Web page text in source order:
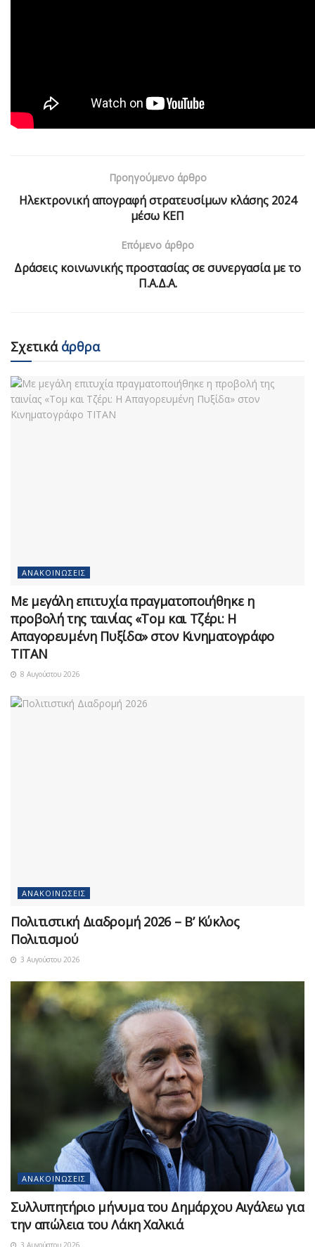
Προηγούμενο άρθρο
Ηλεκτρονική απογραφή στρατευσίμων κλάσης 2024
μέσω ΚΕΠ
Επόμενο άρθρο
Δράσεις κοινωνικής προστασίας σε συνεργασία με το
Π.Α.Δ.Α.
Σχετικάάρθρα
ΑΝΑΚΟΙΝΏΣΕΙΣ
Με μεγάλη επιτυχία πραγματοποιήθηκε η
προβολή της ταινίας «Τομ και Τζέρι: Η
Απαγορευμένη Πυξίδα» στον Κινηματογράφο
ΤΙΤΑΝ
8 Αυγούστου 2026
ΑΝΑΚΟΙΝΏΣΕΙΣ
Πολιτιστική Διαδρομή 2026 – Β’ Κύκλος
Πολιτισμού
3 Αυγούστου 2026
ΑΝΑΚΟΙΝΏΣΕΙΣ
Συλλυπητήριο μήνυμα του Δημάρχου Αιγάλεω για
την απώλεια του Λάκη Χαλκιά
3 Αυγούστου 2026